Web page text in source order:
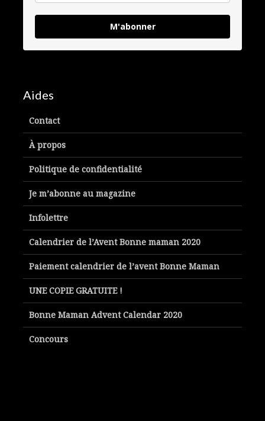
M'abonner
Aides
Contact
À propos
Politique de confidentialité
Je m’abonne au magazine
Infolettre
Calendrier de l’Avent Bonne maman 2020
Paiement calendrier de l’avent Bonne Maman
UNE COPIE GRATUITE !
Bonne Maman Advent Calendar 2020
Concours